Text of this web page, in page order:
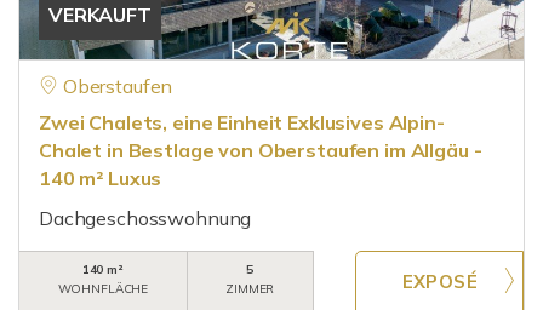
VERKAUFT
Oberstaufen
Zwei Chalets, eine Einheit Exklusives Alpin-
Chalet in Bestlage von Oberstaufen im Allgäu -
140 m² Luxus
Dachgeschosswohnung
140 m²
WOHNFLÄCHE
5
ZIMMER